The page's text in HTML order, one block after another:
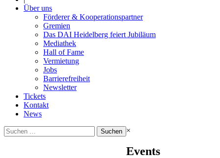
Über uns
Förderer & Kooperationspartner
Gremien
Das DAI Heidelberg feiert Jubiläum
Mediathek
Hall of Fame
Vermietung
Jobs
Barrierefreiheit
Newsletter
Tickets
Kontakt
News
Suchen
nach:
×
Events